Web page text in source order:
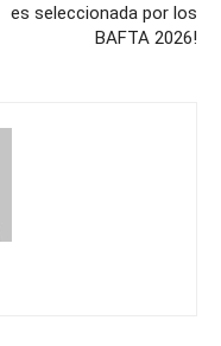
es seleccionada por los
BAFTA 2026!